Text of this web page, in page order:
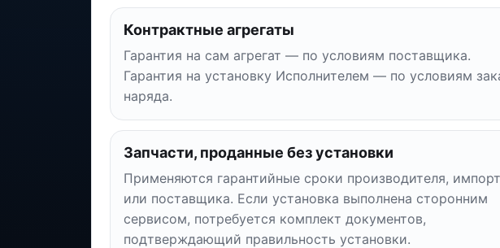
Контрактные агрегаты
Гарантия на сам агрегат — по условиям поставщика.
Гарантия на установку Исполнителем — по условиям
наряда.
Запчасти, проданные без установки
Применяются гарантийные сроки производителя,
или поставщика. Если установка выполнена сторонним
сервисом, потребуется комплект документов,
подтверждающий правильность установки.